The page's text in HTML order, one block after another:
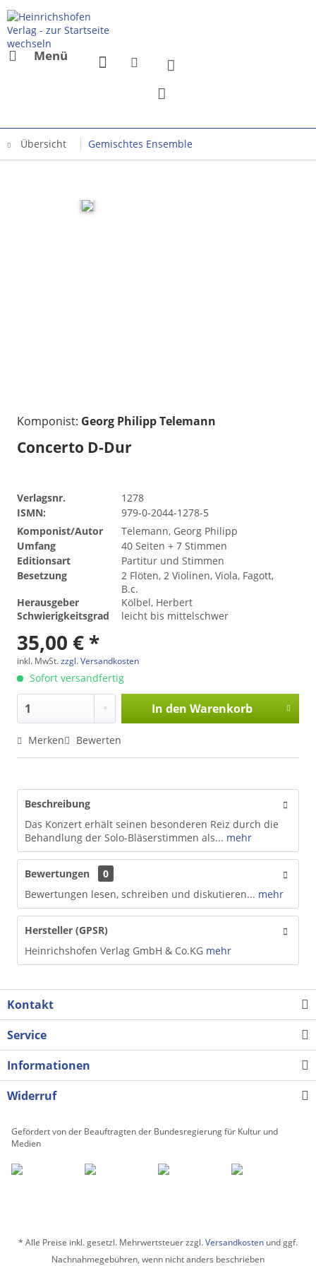
Menü
Übersicht Gemischtes Ensemble
Komponist: Georg Philipp Telemann
Concerto D-Dur
Verlagsnr.
1278
ISMN:
979-0-2044-1278-5
Komponist/Autor
Telemann, Georg Philipp
Umfang
40 Seiten + 7 Stimmen
Editionsart
Partitur und Stimmen
Besetzung
2 Flöten, 2 Violinen, Viola, Fagott,
B.c.
Herausgeber
Kölbel, Herbert
Schwierigkeitsgrad
leicht bis mittelschwer
35,00 € *
inkl. MwSt.zzgl. Versandkosten
Sofort versandfertig
In den Warenkorb
Merken Bewerten
Beschreibung
Das Konzert erhält seinen besonderen Reiz durch die
Behandlung der Solo-Bläserstimmen als... mehr
Bewertungen
0
Bewertungen lesen, schreiben und diskutieren... mehr
Hersteller (GPSR)
Heinrichshofen Verlag GmbH & Co.KG mehr
Kontakt
Service
Informationen
Widerruf
Gefördert von der Beauftragten der Bundesregierung für Kultur und
Medien
* Alle Preise inkl. gesetzl. Mehrwertsteuer zzgl.Versandkosten und ggf.
Nachnahmegebühren, wenn nicht anders beschrieben